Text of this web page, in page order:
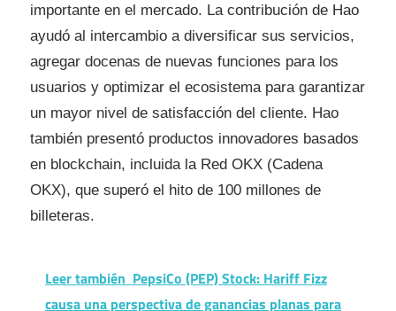
importante en el mercado. La contribución de Hao
ayudó al intercambio a diversificar sus servicios,
agregar docenas de nuevas funciones para los
usuarios y optimizar el ecosistema para garantizar
un mayor nivel de satisfacción del cliente. Hao
también presentó productos innovadores basados ​​
en blockchain, incluida la Red OKX (Cadena
OKX), que superó el hito de 100 millones de
billeteras.
Leer también PepsiCo (PEP) Stock: Hariff Fizz
causa una perspectiva de ganancias planas para